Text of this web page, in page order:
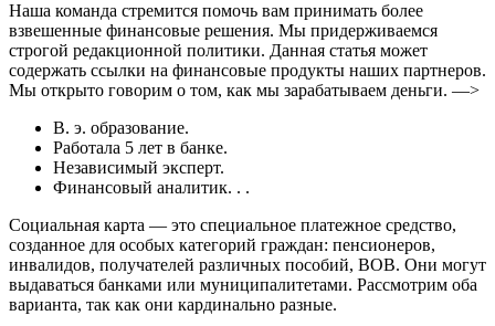
Наша команда стремится помочь вам принимать более
взвешенные финансовые решения. Мы придерживаемся
строгой редакционной политики. Данная статья может
содержать ссылки на финансовые продукты наших партнеров.
Мы открыто говорим о том, как мы зарабатываем деньги. —>
В. э. образование.
Работала 5 лет в банке.
Независимый эксперт.
Финансовый аналитик. . .
Социальная карта — это специальное платежное средство,
созданное для особых категорий граждан: пенсионеров,
инвалидов, получателей различных пособий, ВОВ. Они могут
выдаваться банками или муниципалитетами. Рассмотрим оба
варианта, так как они кардинально разные.